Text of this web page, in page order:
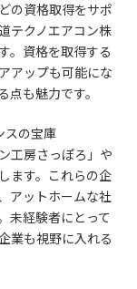
の資格取得をサポ
テクノエアコン株
。資格を取得する
アップも可能にな
も魅力です。
スの宝庫
工房さっぽろ」や
ます。これらの企
アットホームな社
未経験者にとって
業も視野に入れる